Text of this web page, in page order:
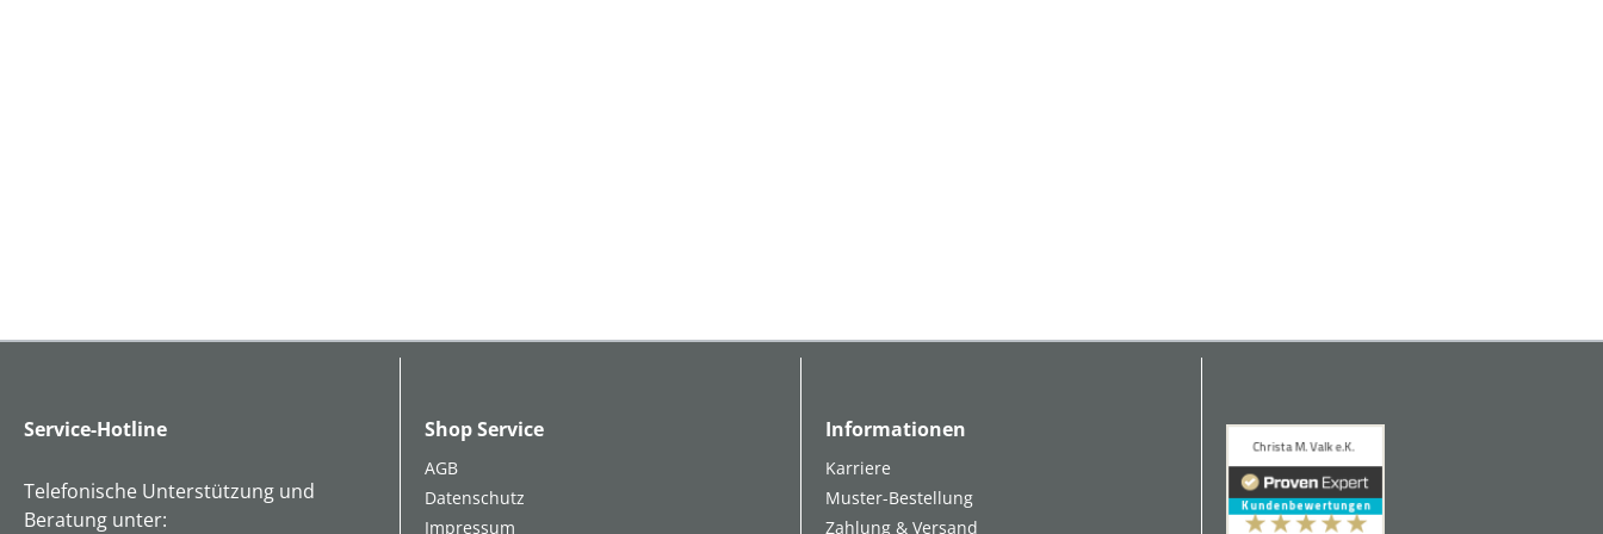
Service-Hotline
Telefonische Unterstützung und
Beratung unter:
Shop Service
AGB
Datenschutz
Impressum
Informationen
Karriere
Muster-Bestellung
Zahlung & Versand